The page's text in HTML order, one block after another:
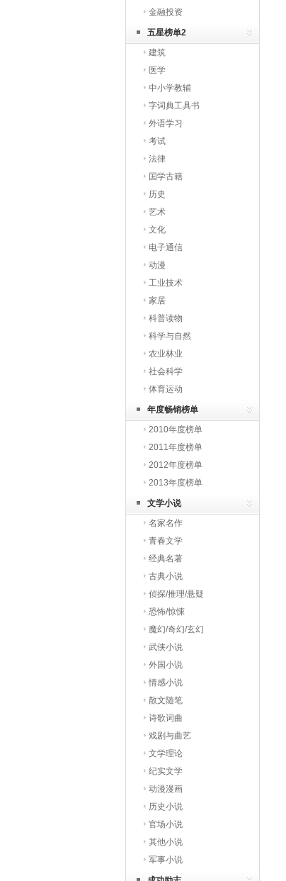
金融投资
五星榜单2
建筑
医学
中小学教辅
字词典工具书
外语学习
考试
法律
国学古籍
历史
艺术
文化
电子通信
动漫
工业技术
家居
科普读物
科学与自然
农业林业
社会科学
体育运动
年度畅销榜单
2010年度榜单
2011年度榜单
2012年度榜单
2013年度榜单
文学小说
名家名作
青春文学
经典名著
古典小说
侦探/推理/悬疑
恐怖/惊悚
魔幻/奇幻/玄幻
武侠小说
外国小说
情感小说
散文随笔
诗歌词曲
戏剧与曲艺
文学理论
纪实文学
动漫漫画
历史小说
官场小说
其他小说
军事小说